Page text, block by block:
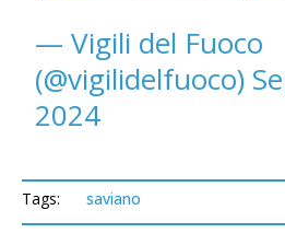
— Vigili del Fuoco
(@vigilidelfuoco)
2024
Tags: saviano